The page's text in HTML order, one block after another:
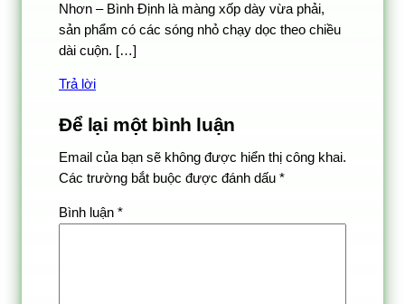
Nhơn – Bình Định là màng xốp dày vừa phải,
sản phẩm có các sóng nhỏ chạy dọc theo chiều
dài cuộn. […]
Trả lời
Để lại một bình luận
Email của bạn sẽ không được hiển thị công khai.
Các trường bắt buộc được đánh dấu *
Bình luận *